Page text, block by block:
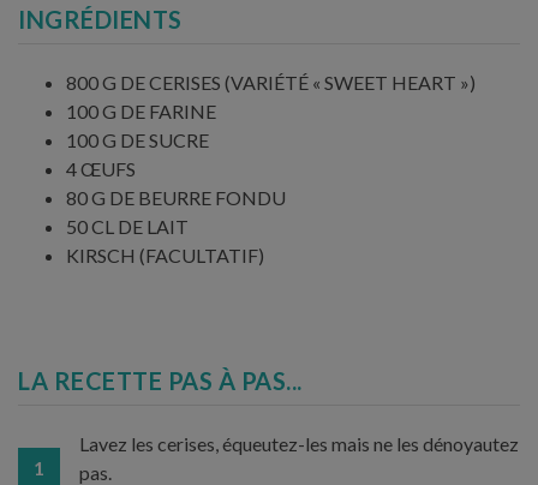
INGRÉDIENTS
800 G DE CERISES (VARIÉTÉ « SWEET HEART »)
100 G DE FARINE
100 G DE SUCRE
4 ŒUFS
80 G DE BEURRE FONDU
50 CL DE LAIT
KIRSCH (FACULTATIF)
LA RECETTE PAS À PAS...
1
Lavez les cerises, équeutez-les mais ne les dénoyautez
pas.